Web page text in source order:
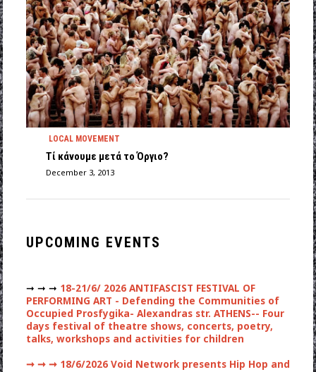
LOCAL MOVEMENT
Τί κάνουμε μετά το Όργιο?
December 3, 2013
UPCOMING EVENTS
➞ ➞ ➞ 18-21/6/ 2026 ANTIFASCIST FESTIVAL OF
PERFORMING ART - Defending the Communities of
Occupied Prosfygika- Alexandras str. ATHENS-- Four
days festival of theatre shows, concerts, poetry,
talks, workshops and activities for children
➞ ➞ ➞18/6/2026 Void Network presents Hip Hop and